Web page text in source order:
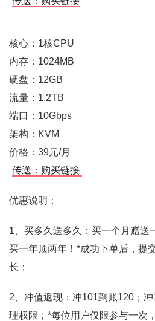
核心：1核CPU
内存：1024MB
硬盘：12GB
流量：1.2TB
端口：10Gbps
架构：KVM
价格：39元/月
传送：购买链接
优惠说明：
1、买多久送多久：买一个月赠送
买一年顶两年！*成功下单后，提
长；
2、冲值返现：冲101到账120；
理权限；*每位用户仅限参与一次